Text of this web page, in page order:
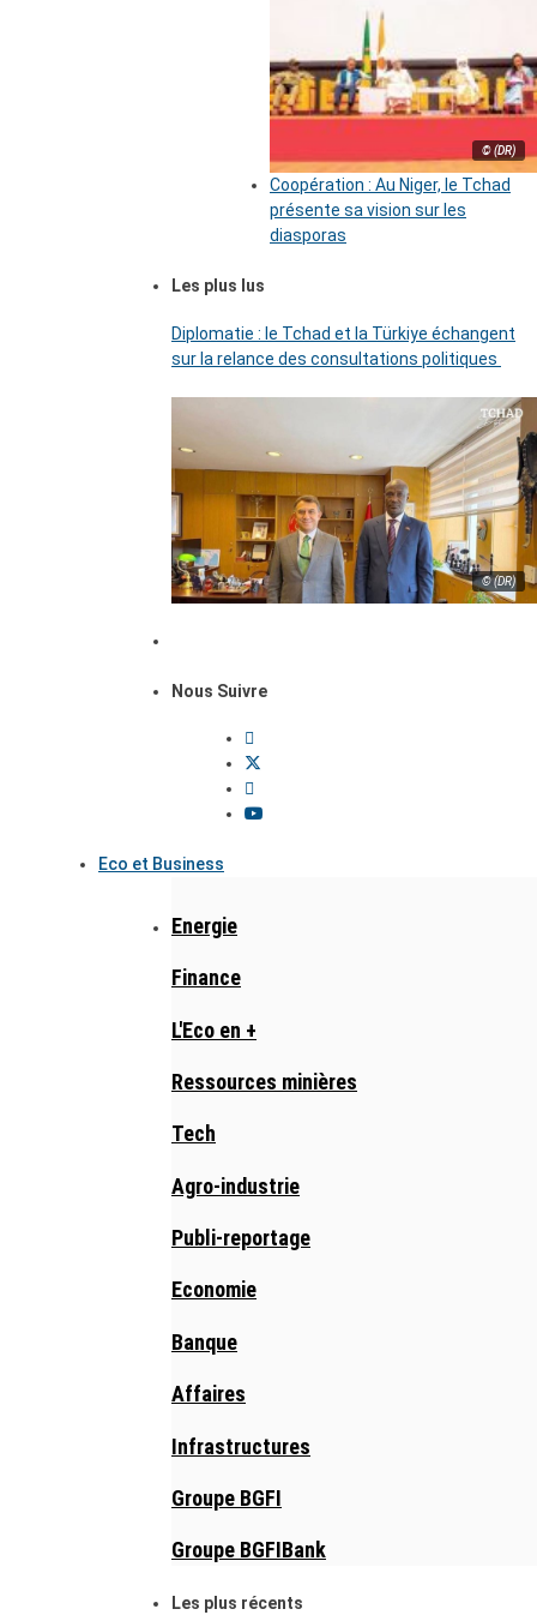
© (DR)
Coopération : Au Niger, le Tchad
présente sa vision sur les
diasporas
Les plus lus
Diplomatie : le Tchad et la Türkiye échangent
sur la relance des consultations politiques
© (DR)
Nous Suivre
Eco et Business
Energie
Finance
L'Eco en +
Ressources minières
Tech
Agro-industrie
Publi-reportage
Economie
Banque
Affaires
Infrastructures
Groupe BGFI
Groupe BGFIBank
Les plus récents